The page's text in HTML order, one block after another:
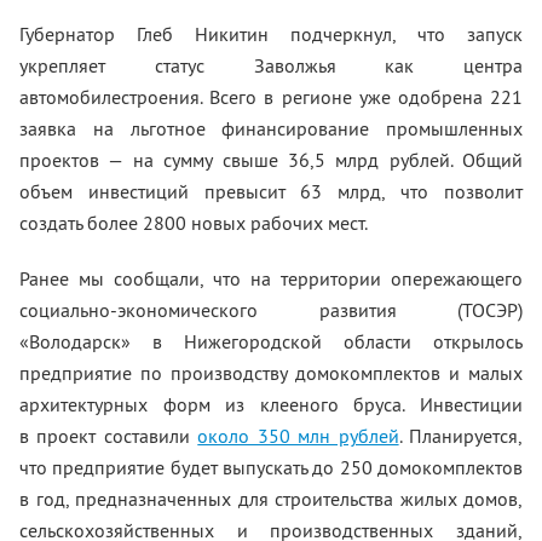
Губернатор Глеб Никитин подчеркнул, что запуск
укрепляет статус Заволжья как центра
автомобилестроения. Всего в регионе уже одобрена 221
заявка на льготное финансирование промышленных
проектов — на сумму свыше 36,5 млрд рублей. Общий
объем инвестиций превысит 63 млрд, что позволит
создать более 2800 новых рабочих мест.
Ранее мы сообщали, что на территории опережающего
социально-экономического развития (ТОСЭР)
«Володарск» в Нижегородской области открылось
предприятие по производству домокомплектов и малых
архитектурных форм из клееного бруса. Инвестиции
в проект составилиоколо 350 млн рублей. Планируется,
что предприятие будет выпускать до 250 домокомплектов
в год, предназначенных для строительства жилых домов,
сельскохозяйственных и производственных зданий,